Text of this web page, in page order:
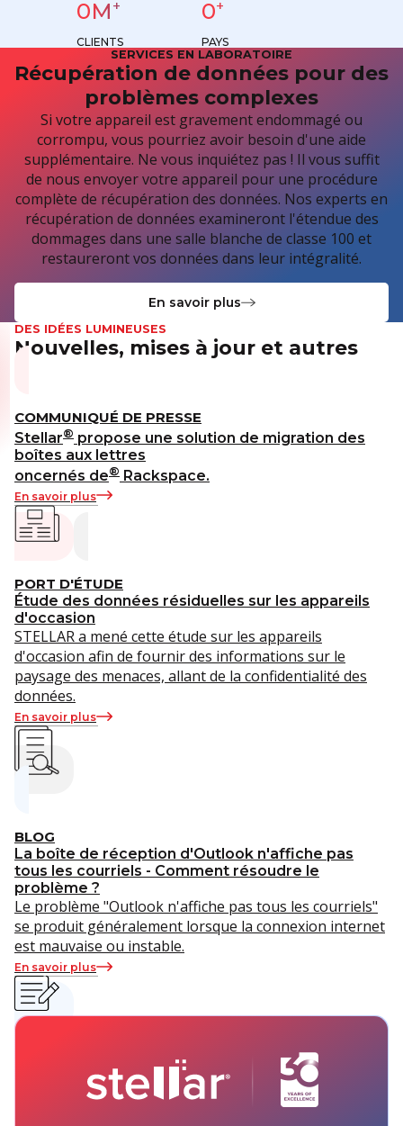
0M +
CLIENTS
0+
PAYS
SERVICES EN LABORATOIRE
Récupération de données pour des
problèmes complexes
Si votre appareil est gravement endommagé ou
corrompu, vous pourriez avoir besoin d'une aide
supplémentaire. Ne vous inquiétez pas ! Il vous suffit
de nous envoyer votre appareil pour une procédure
complète de récupération des données. Nos experts en
récupération de données examineront l'étendue des
dommages dans une salle blanche de classe 100 et
restaureront vos données dans leur intégralité.
En savoir plus
DES IDÉES LUMINEUSES
Nouvelles, mises à jour et autres
COMMUNIQUÉ DE PRESSE
Stellar® propose une solution de migration des
boîtes aux lettres
oncernés de® Rackspace.
En savoir plus
PORT D'ÉTUDE
Étude des données résiduelles sur les appareils
d'occasion
STELLAR a mené cette étude sur les appareils
d'occasion afin de fournir des informations sur le
paysage des menaces, allant de la confidentialité des
données.
En savoir plus
BLOG
La boîte de réception d'Outlook n'affiche pas
tous les courriels - Comment résoudre le
problème ?
Le problème "Outlook n'affiche pas tous les courriels"
se produit généralement lorsque la connexion internet
est mauvaise ou instable.
En savoir plus